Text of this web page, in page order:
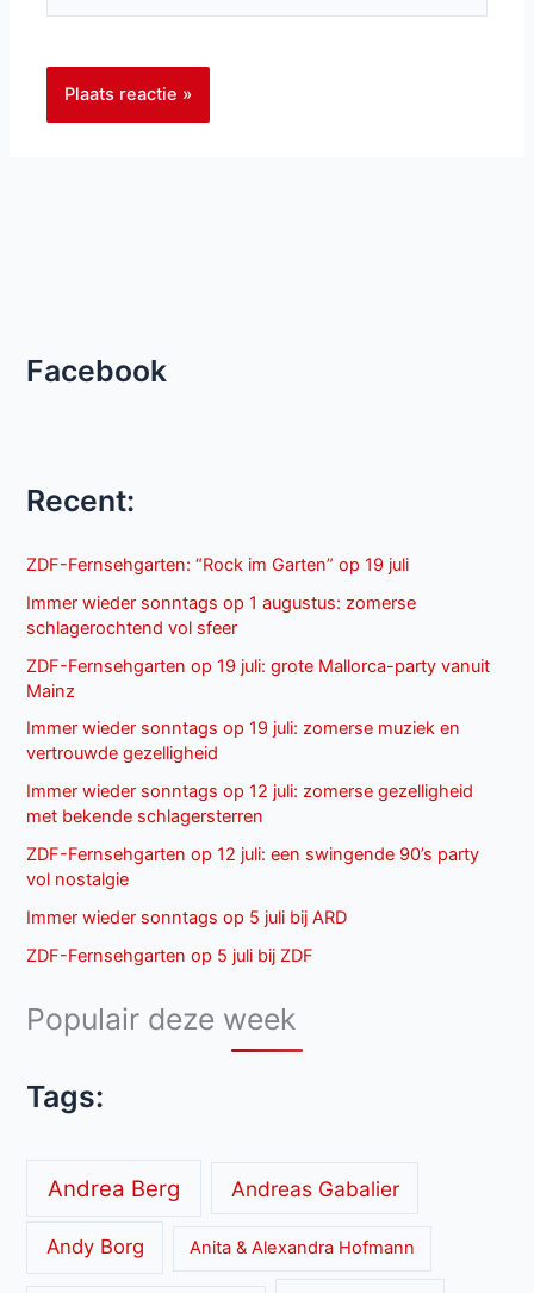
Facebook
Recent:
ZDF-Fernsehgarten: “Rock im Garten” op 19 juli
Immer wieder sonntags op 1 augustus: zomerse
schlagerochtend vol sfeer
ZDF-Fernsehgarten op 19 juli: grote Mallorca-party vanuit
Mainz
Immer wieder sonntags op 19 juli: zomerse muziek en
vertrouwde gezelligheid
Immer wieder sonntags op 12 juli: zomerse gezelligheid
met bekende schlagersterren
ZDF-Fernsehgarten op 12 juli: een swingende 90’s party
vol nostalgie
Immer wieder sonntags op 5 juli bij ARD
ZDF-Fernsehgarten op 5 juli bij ZDF
Populair deze week
Tags:
Andrea Berg Andreas Gabalier
Andy Borg Anita & Alexandra Hofmann